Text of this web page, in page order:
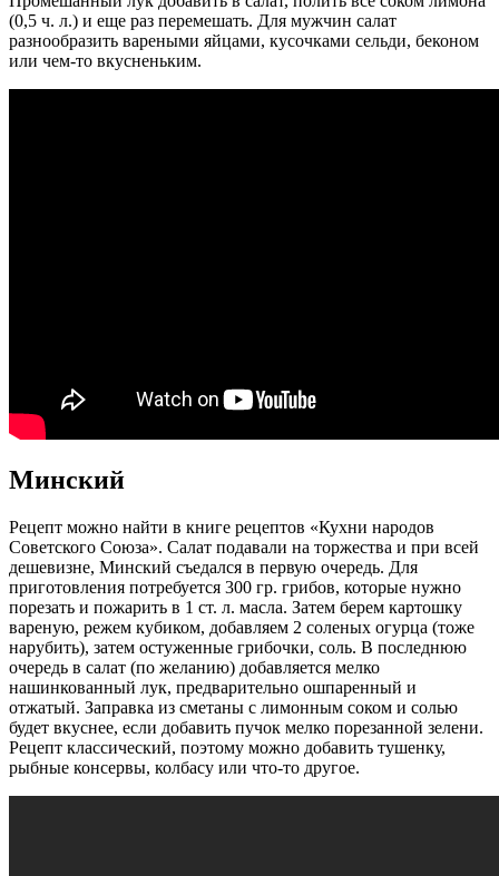
(0,5 ч. л.) и еще раз перемешать. Для мужчин салат
разнообразить вареными яйцами, кусочками сельди, беконом
или чем-то вкусненьким.
Минский
Рецепт можно найти в книге рецептов «Кухни народов
Советского Союза». Салат подавали на торжества и при всей
дешевизне, Минский съедался в первую очередь. Для
приготовления потребуется 300 гр. грибов, которые нужно
порезать и пожарить в 1 ст. л. масла. Затем берем картошку
вареную, режем кубиком, добавляем 2 соленых огурца (тоже
нарубить), затем остуженные грибочки, соль. В последнюю
очередь в салат (по желанию) добавляется мелко
нашинкованный лук, предварительно ошпаренный и
отжатый. Заправка из сметаны с лимонным соком и солью
будет вкуснее, если добавить пучок мелко порезанной зелени.
Рецепт классический, поэтому можно добавить тушенку,
рыбные консервы, колбасу или что-то другое.